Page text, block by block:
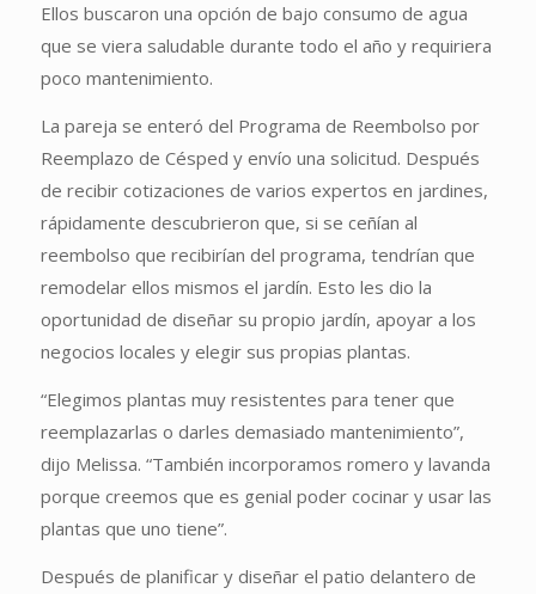
Ellos buscaron una opción de bajo consumo de agua
que se viera saludable durante todo el año y requiriera
poco mantenimiento.
La pareja se enteró del Programa de Reembolso por
Reemplazo de Césped y envío una solicitud. Después
de recibir cotizaciones de varios expertos en jardines,
rápidamente descubrieron que, si se ceñían al
reembolso que recibirían del programa, tendrían que
remodelar ellos mismos el jardín. Esto les dio la
oportunidad de diseñar su propio jardín, apoyar a los
negocios locales y elegir sus propias plantas.
“Elegimos plantas muy resistentes para tener que
reemplazarlas o darles demasiado mantenimiento”,
dijo Melissa. “También incorporamos romero y lavanda
porque creemos que es genial poder cocinar y usar las
plantas que uno tiene”.
Después de planificar y diseñar el patio delantero de